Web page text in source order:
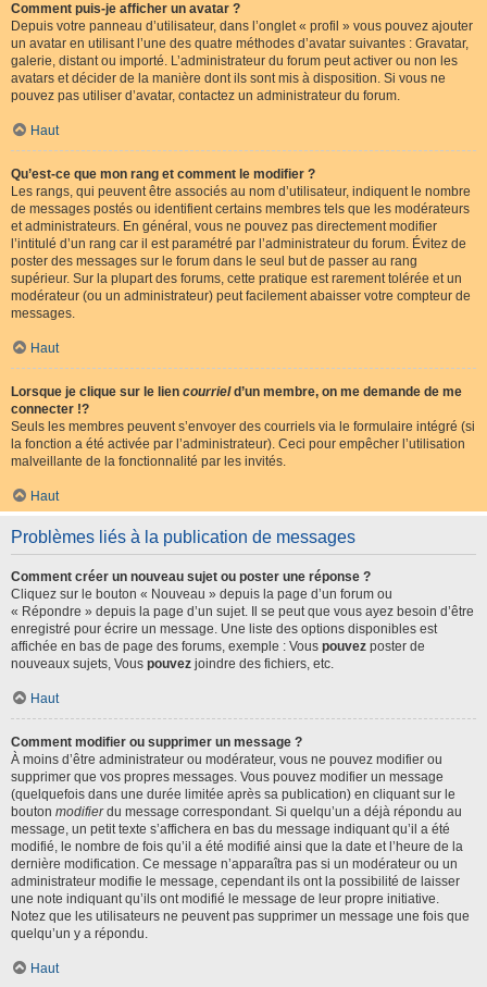
Comment puis-je afficher un avatar ?
Depuis votre panneau d’utilisateur, dans l’onglet « profil » vous pouvez ajouter
un avatar en utilisant l’une des quatre méthodes d’avatar suivantes : Gravatar,
galerie, distant ou importé. L’administrateur du forum peut activer ou non les
avatars et décider de la manière dont ils sont mis à disposition. Si vous ne
pouvez pas utiliser d’avatar, contactez un administrateur du forum.
Haut
Qu’est-ce que mon rang et comment le modifier ?
Les rangs, qui peuvent être associés au nom d’utilisateur, indiquent le nombre
de messages postés ou identifient certains membres tels que les modérateurs
et administrateurs. En général, vous ne pouvez pas directement modifier
l’intitulé d’un rang car il est paramétré par l’administrateur du forum. Évitez de
poster des messages sur le forum dans le seul but de passer au rang
supérieur. Sur la plupart des forums, cette pratique est rarement tolérée et un
modérateur (ou un administrateur) peut facilement abaisser votre compteur de
messages.
Haut
Lorsque je clique sur le lien courrield’un membre, on me demande de me
connecter !?
Seuls les membres peuvent s’envoyer des courriels via le formulaire intégré (si
la fonction a été activée par l’administrateur). Ceci pour empêcher l’utilisation
malveillante de la fonctionnalité par les invités.
Haut
Problèmes liés à la publication de messages
Comment créer un nouveau sujet ou poster une réponse ?
Cliquez sur le bouton « Nouveau » depuis la page d’un forum ou
« Répondre » depuis la page d’un sujet. Il se peut que vous ayez besoin d’être
enregistré pour écrire un message. Une liste des options disponibles est
affichée en bas de page des forums, exemple : Vous pouvez poster de
nouveaux sujets, Vous pouvez joindre des fichiers, etc.
Haut
Comment modifier ou supprimer un message ?
À moins d’être administrateur ou modérateur, vous ne pouvez modifier ou
supprimer que vos propres messages. Vous pouvez modifier un message
(quelquefois dans une durée limitée après sa publication) en cliquant sur le
bouton modifierdu message correspondant. Si quelqu’un a déjà répondu au
message, un petit texte s’affichera en bas du message indiquant qu’il a été
modifié, le nombre de fois qu’il a été modifié ainsi que la date et l’heure de la
dernière modification. Ce message n’apparaîtra pas si un modérateur ou un
administrateur modifie le message, cependant ils ont la possibilité de laisser
une note indiquant qu’ils ont modifié le message de leur propre initiative.
Notez que les utilisateurs ne peuvent pas supprimer un message une fois que
quelqu’un y a répondu.
Haut